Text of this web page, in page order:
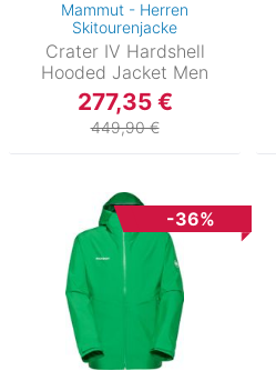
Mammut - Herren
Skitourenjacke
Crater IV Hardshell
Hooded Jacket Men
277,35 €
449,90 €
-36%